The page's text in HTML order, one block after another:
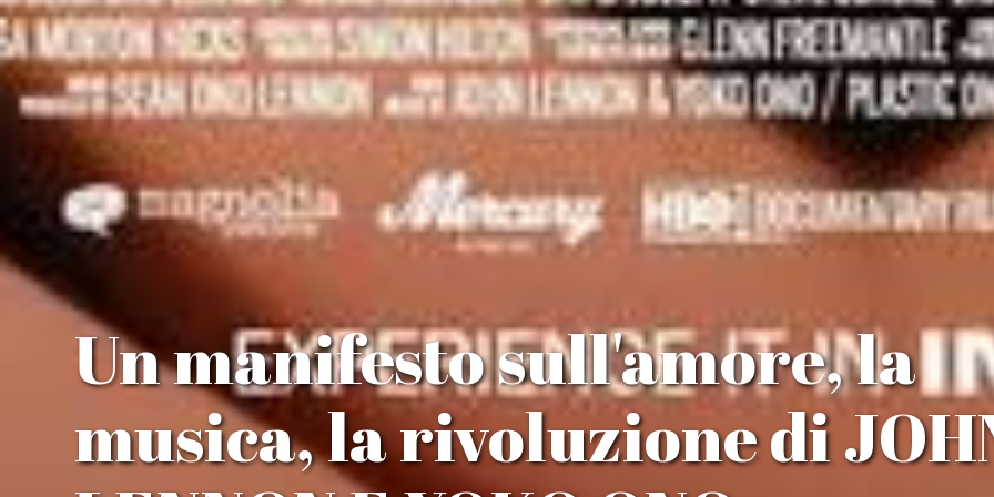
Un manifesto sull'amore, la
musica, la rivoluzione di